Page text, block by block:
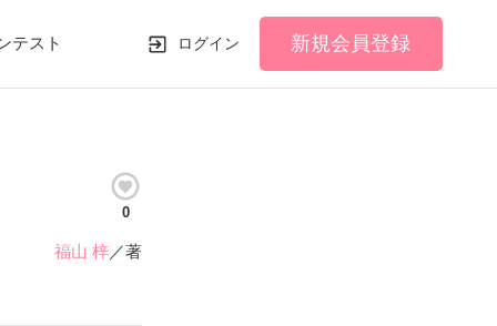
テスト ログイン 新規会員登録
0
福山 梓／著